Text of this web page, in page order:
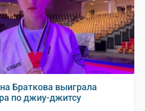
Браткова выиграла
по джиу-джитсу